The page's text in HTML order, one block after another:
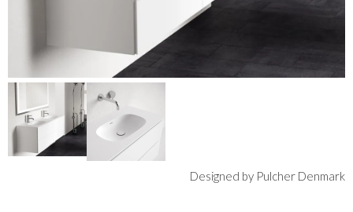
Designed by Pulcher Denmark